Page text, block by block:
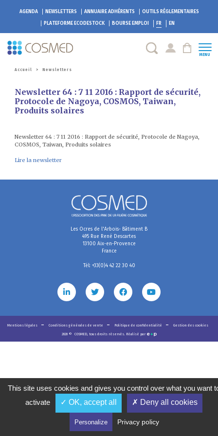
AGENDA NEWSLETTERS ANNUAIRE ADHÉRENTS
OUTILS RÉGLEMENTAIRES
PLATEFORME ECODESTOCK BOURSE EMPLOI FR EN
MENU
Accueil > Newsletters
Newsletter 64 : 7 11 2016 : Rapport de sécurité,
Protocole de Nagoya, COSMOS, Taiwan,
Produits solaires
Newsletter 64 : 7 11 2016 : Rapport de sécurité, Protocole de Nagoya,
COSMOS, Taiwan, Produits solaires
Lire la newsletter
Les Ocres de l'Arbois- Bâtiment B
495 Rue René Descartes
13100 Aix-en-Provence
France
Tél: +33(0)4 42 22 30 40
Mentions légales Conditions générales de vente Politique de confidentialité
Gestion des cookies
2020 © COSMED, tous droits réservés. Réalisé par
This site uses cookies and gives you control over what you want
activate
✓ OK, accept all ✗ Deny all cookies
Personalize Privacy policy